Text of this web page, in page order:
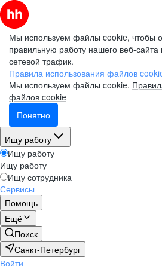
Мы используем файлы cookie, чтобы
правильную работу нашего веб-сайта
сетевой трафик.
Правила использования файлов
Мы используем файлы cookie.
файлов cookie
Понятно
Ищу работу
Ищу работу
Ищу работу
Ищу сотрудника
Сервисы
Помощь
Ещё
Поиск
Санкт-Петербург
Войти